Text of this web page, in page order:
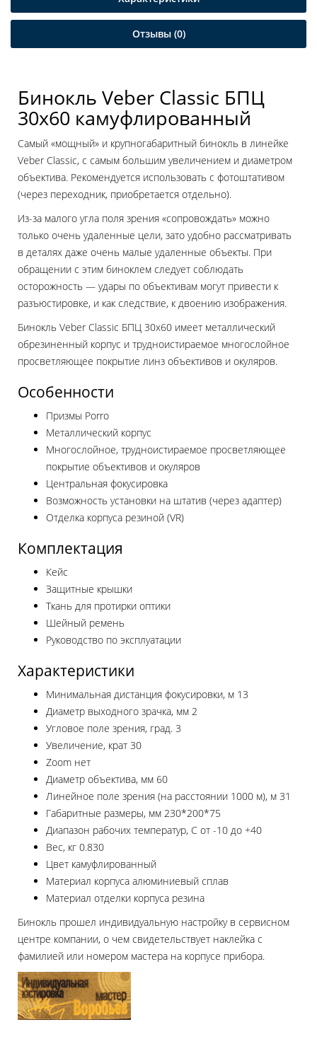
Отзывы (0)
Бинокль Veber Classic БПЦ
30x60 камуфлированный
Самый «мощный» и крупногабаритный бинокль в линейке
Veber Classic, c самым большим увеличением и диаметром
объектива. Рекомендуется использовать с фотоштативом
(через переходник, приобретается отдельно).
Из-за малого угла поля зрения «сопровождать» можно
только очень удаленные цели, зато удобно рассматривать
в деталях даже очень малые удаленные объекты. При
обращении с этим биноклем следует соблюдать
осторожность — удары по объективам могут привести к
разъюстировке, и как следствие, к двоению изображения.
Бинокль Veber Classic БПЦ 30x60 имеет металлический
обрезиненный корпус и трудноистираемое многослойное
просветляющее покрытие линз объективов и окуляров.
Особенности
Призмы Porro
Металлический корпус
Многослойное, трудноистираемое просветляющее
покрытие объективов и окуляров
Центральная фокусировка
Возможность установки на штатив (через адаптер)
Отделка корпуса резиной (VR)
Комплектация
Кейс
Защитные крышки
Ткань для протирки оптики
Шейный ремень
Руководство по эксплуатации
Характеристики
Минимальная дистанция фокусировки, м 13
Диаметр выходного зрачка, мм 2
Угловое поле зрения, град. 3
Увеличение, крат 30
Zoom нет
Диаметр объектива, мм 60
Линейное поле зрения (на расстоянии 1000 м), м 31
Габаритные размеры, мм 230*200*75
Диапазон рабочих температур, C от -10 до +40
Вес, кг 0.830
Цвет камуфлированный
Материал корпуса алюминиевый сплав
Материал отделки корпуса резина
Бинокль прошел индивидуальную настройку в сервисном
центре компании, о чем свидетельствует наклейка с
фамилией или номером мастера на корпусе прибора.